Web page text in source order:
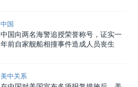
中国
中国向两名海警追授荣誉称号，证实一
年前自家舰船相撞事件造成人员丧生
美中关系